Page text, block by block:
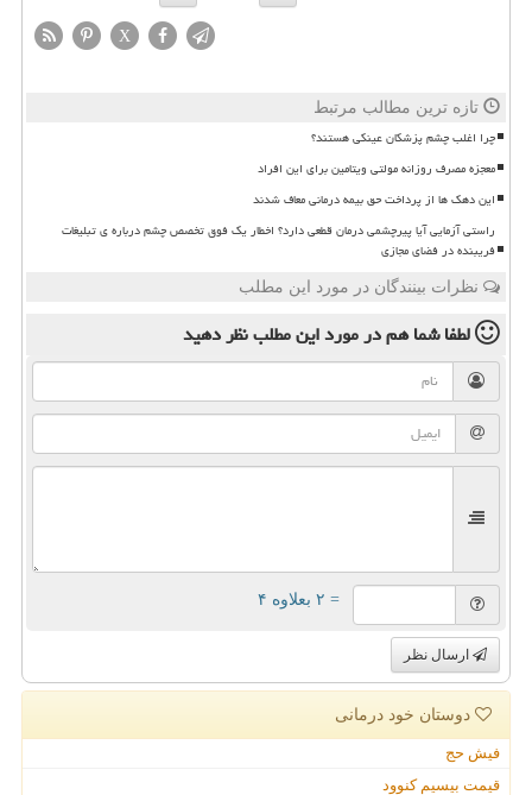
X
تازه ترین مطالب مرتبط
چرا اغلب چشم پزشکان عینکی هستند؟
معجزه مصرف روزانه مولتی ویتامین برای این افراد
این دهک ها از پرداخت حق بیمه درمانی معاف شدند
راستی آزمایی آیا پیرچشمی درمان قطعی دارد؟ اخطار یک فوق تخصص چشم درباره ی تبلیغات
فریبنده در فضای مجازی
نظرات بینندگان در مورد این مطلب
لطفا شما همدر مورد این مطلبنظر دهید
= ۲ بعلاوه ۴
ارسال نظر
دوستان خود درمانی
فیش حج
قیمت بیسیم کنوود